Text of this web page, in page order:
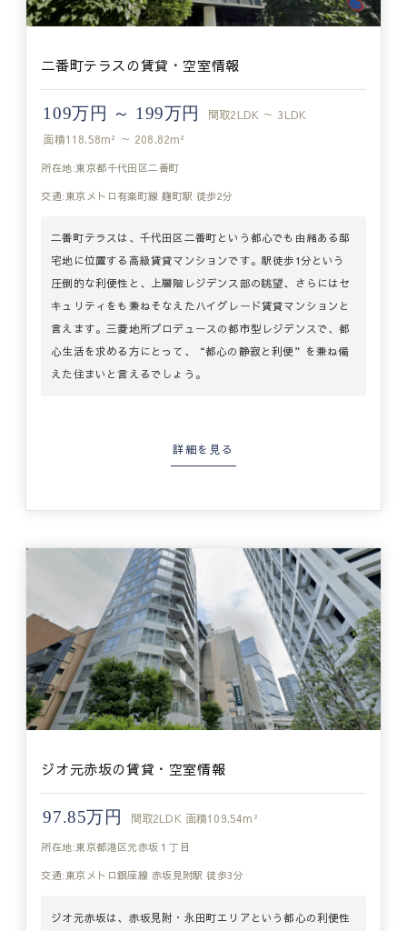
二番町テラスの賃貸・空室情報
109万円 ～ 199万円 間取2LDK ～ 3LDK
面積118.58m² ～ 208.82m²
所在地:東京都千代田区二番町
交通:東京メトロ有楽町線 麹町駅 徒歩2分
二番町テラスは、千代田区二番町という都心でも由緒ある邸
宅地に位置する高級賃貸マンションです。駅徒歩1分という
圧倒的な利便性と、上層階レジデンス部の眺望、さらにはセ
キュリティをも兼ねそなえたハイグレード賃貸マンションと
言えます。三菱地所プロデュースの都市型レジデンスで、都
心生活を求める方にとって、“都心の静寂と利便”を兼ね備
えた住まいと言えるでしょう。
詳細を見る
ジオ元赤坂の賃貸・空室情報
97.85万円 間取2LDK 面積109.54m²
所在地:東京都港区元赤坂１丁目
交通:東京メトロ銀座線 赤坂見附駅 徒歩3分
ジオ元赤坂は、赤坂見附・永田町エリアという都心の利便性